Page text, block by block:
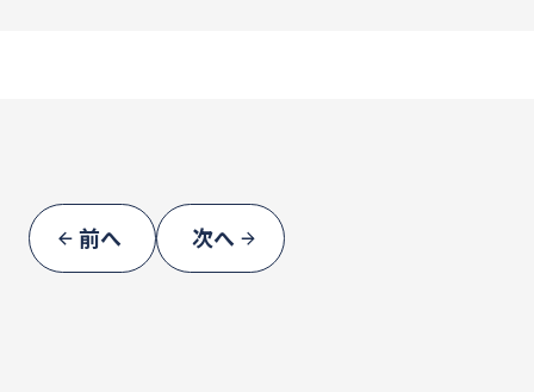
になり、まるで新築のような佇まいです
NSO様、このたびはご依頼いただきありが
前へ 次へ